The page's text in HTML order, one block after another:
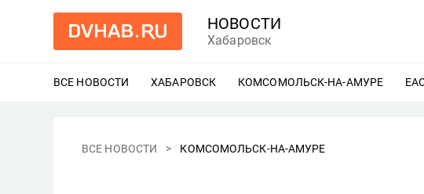
НОВОСТИ
Хабаровск
ВСЕ НОВОСТИ ХАБАРОВСК ЕЩЕ
КОМСОМОЛЬСК-НА-АМУРЕ
ВСЕ НОВОСТИ КОМСОМОЛЬСК-НА-АМУРЕ